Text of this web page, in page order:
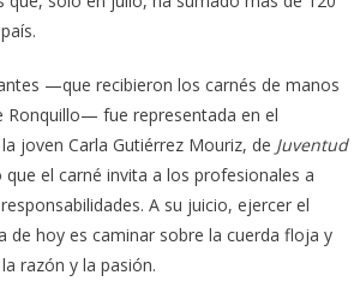
—que recibieron los carnés de manos
Ronquillo— fue representada en el
joven Carla Gutiérrez Mouriz, de Juventud
el carné invita a los profesionales a
A su juicio, ejercer el
de hoy es caminar sobre la cuerda floja y
razón y la pasión.